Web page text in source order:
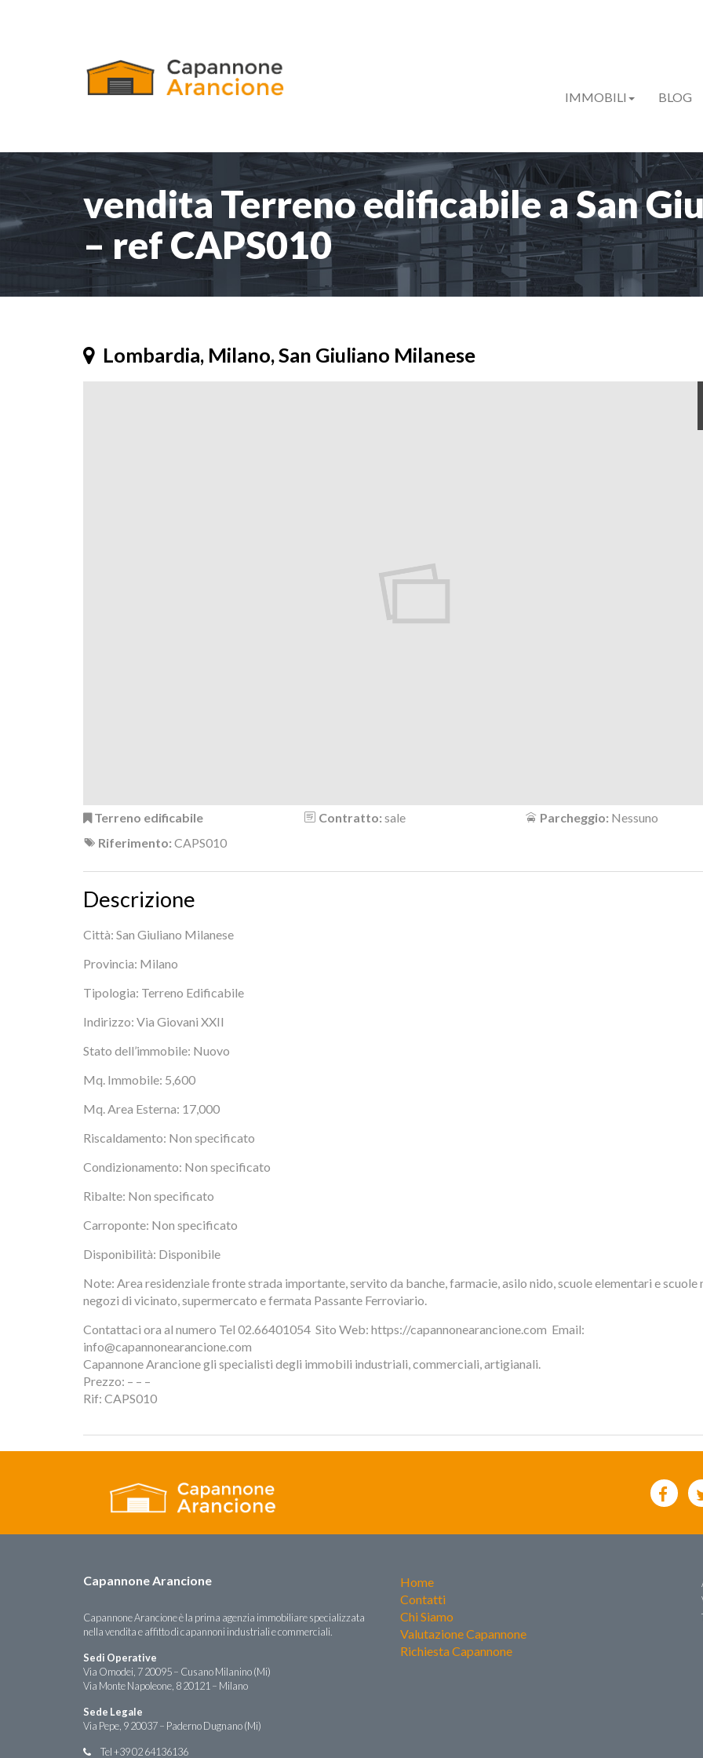
IMMOBILI BLOG
vendita Terreno edificabile a San
– ref CAPS010
Lombardia, Milano, San Giuliano Milanese
Terreno edificabile Contratto: sale Parcheggio: Nessuno
Riferimento: CAPS010
Descrizione
Città: San Giuliano Milanese
Provincia: Milano
Tipologia: Terreno Edificabile
Indirizzo: Via Giovani XXII
Stato dell’immobile: Nuovo
Mq. Immobile: 5,600
Mq. Area Esterna: 17,000
Riscaldamento: Non specificato
Condizionamento: Non specificato
Ribalte: Non specificato
Carroponte: Non specificato
Disponibilità: Disponibile
Note: Area residenziale fronte strada importante, servito da banche, farmacie, asilo nido, scuole elementari e scuole
negozi di vicinato, supermercato e fermata Passante Ferroviario.
Contattaci ora al numero Tel 02.66401054  Sito Web: https://capannonearancione.com  Email:
info@capannonearancione.com
Capannone Arancione gli specialisti degli immobili industriali, commerciali, artigianali.
Prezzo: – – –
Rif: CAPS010
Capannone Arancione
Capannone Arancione è la prima agenzia immobiliare specializzata
nella vendita e affitto di capannoni industriali e commerciali.
Sedi Operative
Via Omodei, 7 20095 – Cusano Milanino (Mi)
Via Monte Napoleone, 8 20121 – Milano
Sede Legale
Via Pepe, 9 20037 – Paderno Dugnano (Mi)
Tel +39 02 64136136
Home
Contatti
Chi Siamo
Valutazione Capannone
Richiesta Capannone